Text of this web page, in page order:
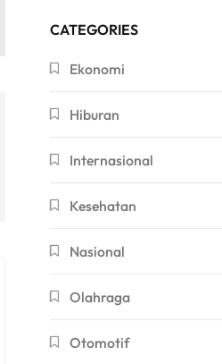
CATEGORIES
Ekonomi
Hiburan
Internasional
Kesehatan
Nasional
Olahraga
Otomotif